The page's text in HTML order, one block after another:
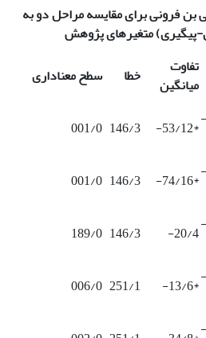
بن فرونی برای مقایسه مراحل دو به
متغیرهای پژوهش
تفاوت
میانگین
خطا
سطح معناداری
*53/12-
146/3
001/0
*74/16-
146/3
001/0
20/4-
146/3
189/0
*13/6-
251/1
006/0